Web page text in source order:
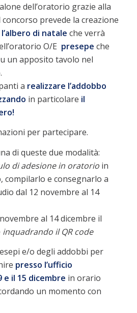
dell’oratorio grazie alla
prevede la creazione
di natale che verrà
O/E presepe che
un apposito tavolo nel
a realizzare l’addobbo
in particolare il
per partecipare.
di queste due modalità:
di adesione in oratorioin
compilarlo e consegnarlo a
dal 12 novembre al 14
al 14 dicembre il
inquadrando il QR code
e/o degli addobbi per
presso l’ufficio
e il 15 dicembre in orario
un momento con